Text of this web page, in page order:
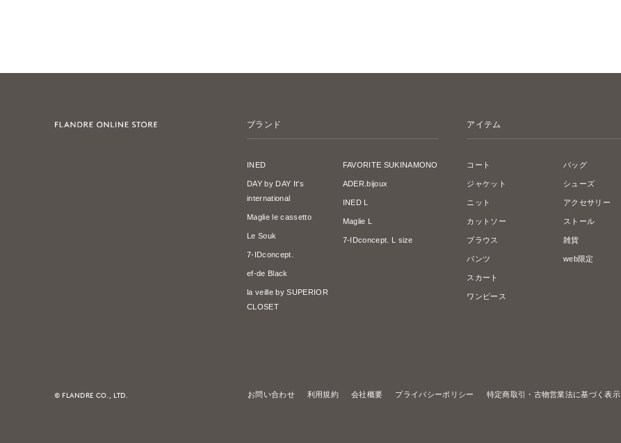
ブランド
INED
DAY by DAY It's
international
Maglie le cassetto
Le Souk
7-IDconcept.
ef-de Black
la veille by SUPERIOR
CLOSET
FAVORITE SUKINAMONO
ADER.bijoux
INED L
Maglie L
7-IDconcept. L size
アイテム
コート
ジャケット
ニット
カットソー
ブラウス
パンツ
スカート
ワンピース
バッグ
シューズ
アクセサリー
ストール
雑貨
web限定
お問い合わせ 利用規約 会社概要 プライバシーポリシー 特定商取引・古物営業法に基づく表示
© FLANDRE CO., LTD.